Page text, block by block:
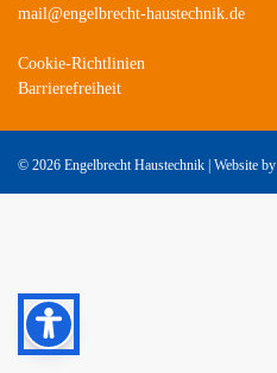
mail@engelbrecht-haustechnik.de
Cookie-Richtlinien
Barrierefreiheit
© 2026 Engelbrecht Haustechnik | Website by